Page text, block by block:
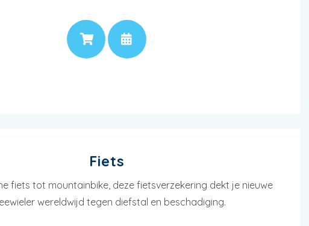
PRIJS
Fiets
fiets tot mountainbike, deze fietsverzekering dekt je nieuwe
wereldwijd tegen diefstal en beschadiging.